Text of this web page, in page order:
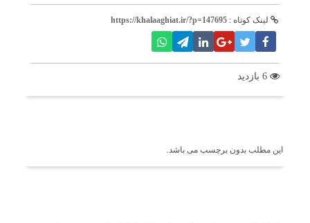
لینک کوتاه : https://khalaaghiat.ir/?p=147695
این مطلب بدون برچسب می باشد.